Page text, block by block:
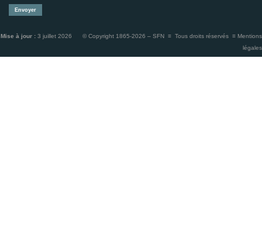
Mise à jour : 3 juillet 2026 © Copyright 1865-2026 – SFN ≡ Tous droits réservés ≡ Mentions
légales